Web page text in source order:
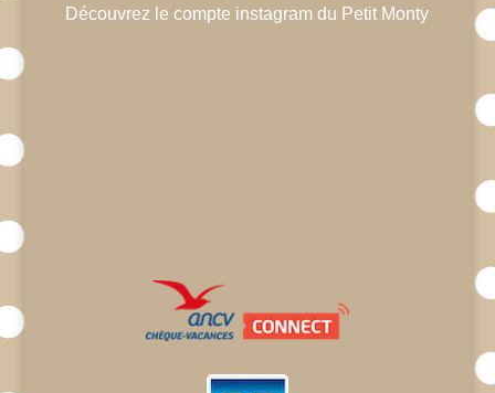
Découvrez le compte instagram du Petit Monty